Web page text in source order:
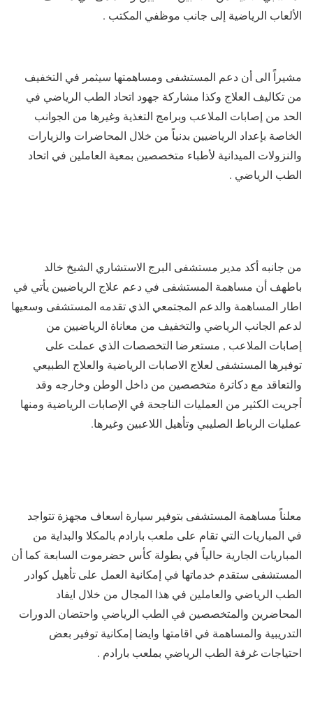
الألعاب الرياضية إلى جانب موظفي المكتب .
مشيراً الى أن دعم المستشفى ومساهمتها سيثمر في التخفيف
من تكاليف العلاج وكذا مشاركة جهود اتحاد الطب الرياضي في
الحد من إصابات الملاعب وبرامج التغذية وغيرها من الجوانب
الخاصة بإعداد الرياضيين بدنياً من خلال المحاضرات والزيارات
والنزولات الميدانية لأطباء متخصصين بمعية العاملين في اتحاد
الطب الرياضي .
من جانبه أكد مدير مستشفى البرج الاستشاري الشيخ خالد
باطهف أن مساهمة المستشفى في دعم علاج الرياضيين يأتي في
اطار المساهمة والدعم المجتمعي الذي تقدمه المستشفى وسعيها
لدعم الجانب الرياضي والتخفيف من معاناة الرياضيين من
إصابات الملاعب , مستعرضا التخصصات الذي عملت على
توفيرها المستشفى لعلاج الاصابات الرياضية والعلاج الطبيعي
والتعاقد مع دكاترة متخصصين من داخل الوطن وخارجه وقد
أجريت الكثير من العمليات الناجحة في الإصابات الرياضية ومنها
عمليات الرباط الصليبي وتأهيل اللاعبين وغيرها.
معلناً مساهمة المستشفى بتوفير سيارة اسعاف مجهزة تتواجد
في المباريات التي تقام على ملعب بارادم بالمكلا والبداية من
المباريات الجارية حالياً في بطولة كأس حضرموت السابعة كما أن
المستشفى ستقدم خدماتها في إمكانية العمل على تأهيل كوادر
الطب الرياضي والعاملين في هذا المجال من خلال ايفاد
المحاضرين والمتخصصين في الطب الرياضي واحتضان الدورات
التدريبية والمساهمة في اقامتها وايضا إمكانية توفير بعض
احتياجات غرفة الطب الرياضي بملعب بارادم .